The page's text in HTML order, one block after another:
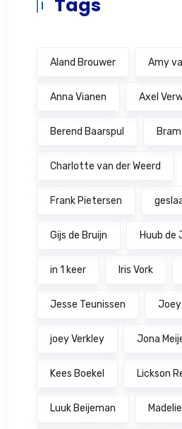
Tags
Aland Brouwer Amy
Anna Vianen Axel
Berend Baarspul
Charlotte van der Weerd
Frank Pietersen
Gijs de Bruijn Huub de
in 1 keer Iris Vork
Jesse Teunissen Joey
joey Verkley Jona
Kees Boekel Lickson
Luuk Beijeman